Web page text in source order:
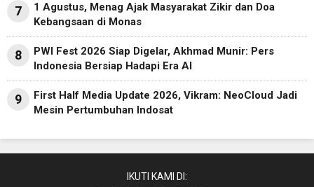
7
1 Agustus, Menag Ajak Masyarakat Zikir dan Doa
Kebangsaan di Monas
8
PWI Fest 2026 Siap Digelar, Akhmad Munir: Pers
Indonesia Bersiap Hadapi Era AI
9
First Half Media Update 2026, Vikram: NeoCloud Jadi
Mesin Pertumbuhan Indosat
IKUTI KAMI DI: